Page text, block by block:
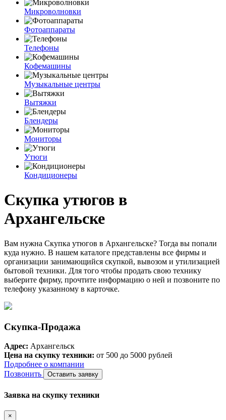
Микроволновки
Фотоаппараты
Телефоны
Кофемашины
Музыкальные центры
Вытяжки
Блендеры
Мониторы
Утюги
Кондиционеры
Скупка утюгов в
Архангельске
Вам нужна Скупка утюгов в Архангельске? Тогда вы попали
куда нужно. В нашем каталоге представлены все фирмы и
организации занимающийся скупкой, вывозом и утилизацией
бытовой техники. Для того чтобы продать свою технику
выберите фирму, прочтите информацию о ней и позвоните по
телефону указанному в карточке.
Скупка-Продажа
Адрес: Архангельск
Цена на скупку техники: от 500 до 5000 рублей
Подробнее о компании
Позвонить
Оставить заявку
Заявка на скупку техники
×